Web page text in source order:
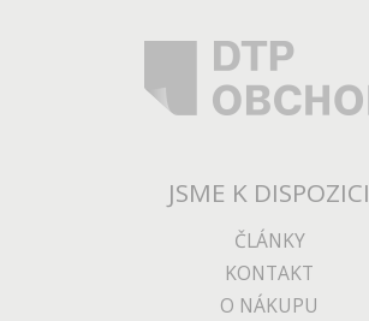
JSME K DISPOZICI
ČLÁNKY
KONTAKT
O NÁKUPU